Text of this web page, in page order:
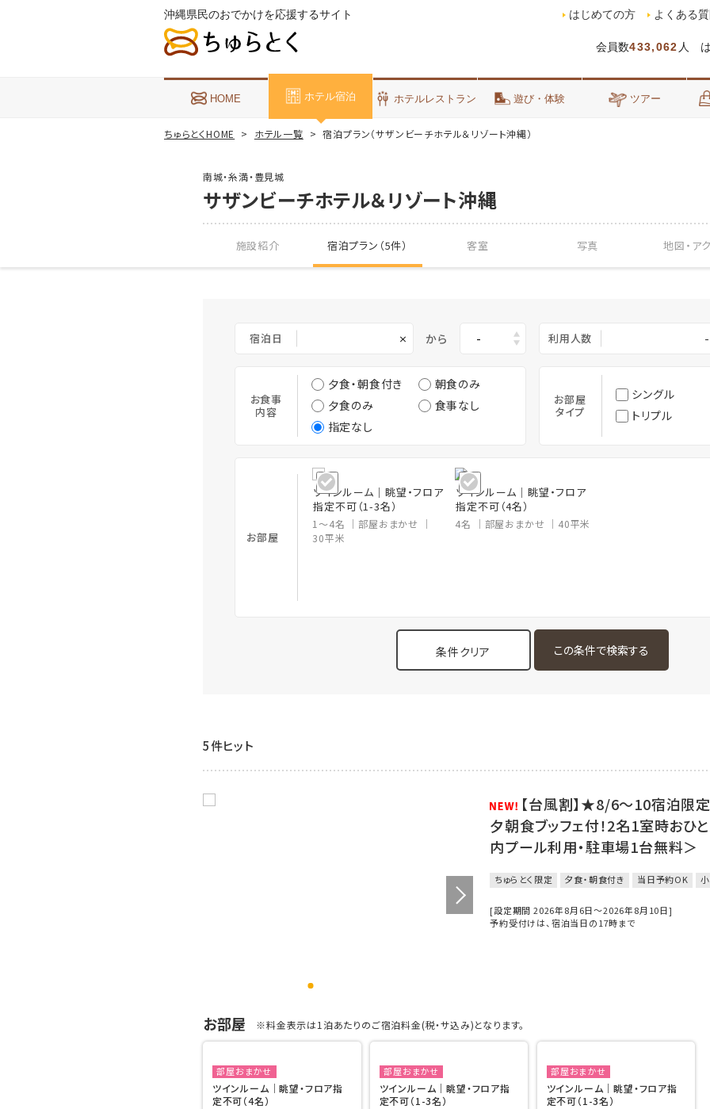
沖縄県民のおでかけを応援するサイト
会員数433,062 人 は
はじめての方 よくある
HOME ホテル宿泊 ホテルレストラン 遊び・体験 ツアー
ちゅらとくHOME ホテル一覧 宿泊プラン（サザンビーチホテル＆リゾート沖縄）
南城・糸満・豊見城
サザンビーチホテル＆リゾート沖縄
施設紹介 宿泊プラン（5件） 客室 写真 地図・ ア
宿泊日 × から 利用人数 -
お食事
内容
夕食・朝食付き
朝食のみ
夕食のみ
食事なし
指定なし
お部屋
タイプ
シングル
トリプル
お部屋
ツインルーム｜眺望・フロア
指定不可（1-3名）
1～4名
部屋おまかせ
30平米
ツインルーム｜眺望・フロア
指定不可（4名）
4名 部屋おまかせ 40平米
条件クリア
5件ヒット
【台風割】★8/6～10宿泊限
夕朝食ブッフェ付！2名1室時おひ
内プール利用・駐車場1台無料＞
ちゅらとく限定 夕食・朝食付き 当日予約OK
[設定期間 2026年8月6日～2026年8月10日]
予約受付けは、宿泊当日の17時まで
お部屋 ※料金表示は1泊あたりのご宿泊料金(税・サ込み)となります。
部屋おまかせ
ツインルーム｜眺望・フロア指
定不可（4名）
部屋おまかせ
ツインルーム｜眺望・フロア指
定不可（1-3名）
部屋おまかせ
ツインルーム｜眺望・フロア指
定不可（1-3名）